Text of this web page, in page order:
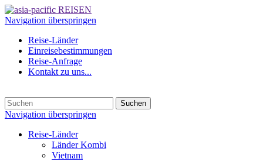
Navigation überspringen
Reise-Länder
Einreisebestimmungen
Reise-Anfrage
Kontakt zu uns...
Suchen
Navigation überspringen
Reise-Länder
Länder Kombi
Vietnam